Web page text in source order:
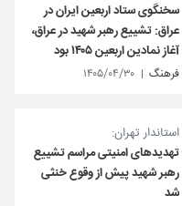
سخنگوی ستاد اربعین ایران در
عراق: تشییع رهبر شهید در عراق،
آغاز نمادین اربعین ۱۴۰۵ بود
فرهنگ ۱۴۰۵/۰۴/۳۰
استاندار تهران:
تهدیدهای امنیتی مراسم تشییع
رهبر شهید پیش از وقوع خنثی
شد